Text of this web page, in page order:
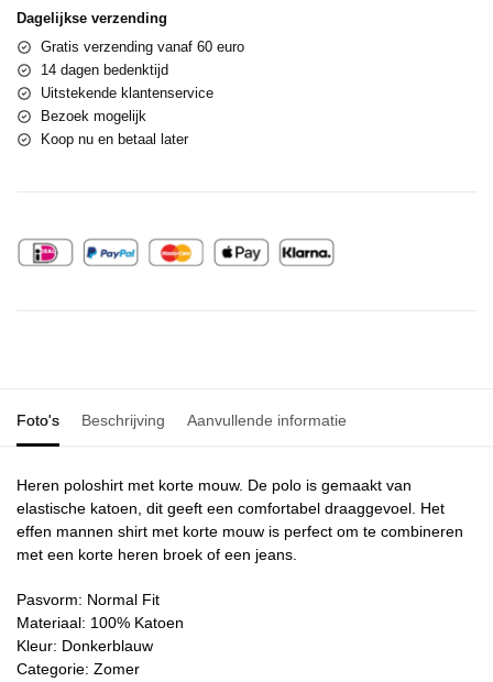
Dagelijkse verzending
Gratis verzending vanaf 60 euro
14 dagen bedenktijd
Uitstekende klantenservice
Bezoek mogelijk
Koop nu en betaal later
Foto's Beschrijving Aanvullende informatie
Heren poloshirt met korte mouw. De polo is gemaakt van
elastische katoen, dit geeft een comfortabel draaggevoel. Het
effen mannen shirt met korte mouw is perfect om te combineren
met een korte heren broek of een jeans.
Pasvorm: Normal Fit
Materiaal: 100% Katoen
Kleur: Donkerblauw
Categorie: Zomer